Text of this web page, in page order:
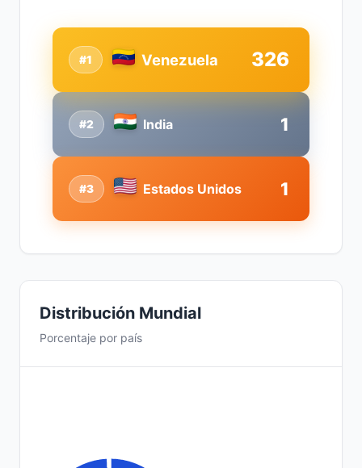
#2 India 1
#1 Venezuela 326
#3 Estados Unidos 1
Distribución Mundial
Porcentaje por país